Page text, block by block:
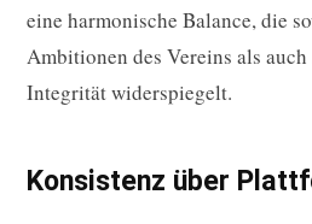
eine harmonische Balance, die
Ambitionen des Vereins als
Integrität widerspiegelt.
Konsistenz über